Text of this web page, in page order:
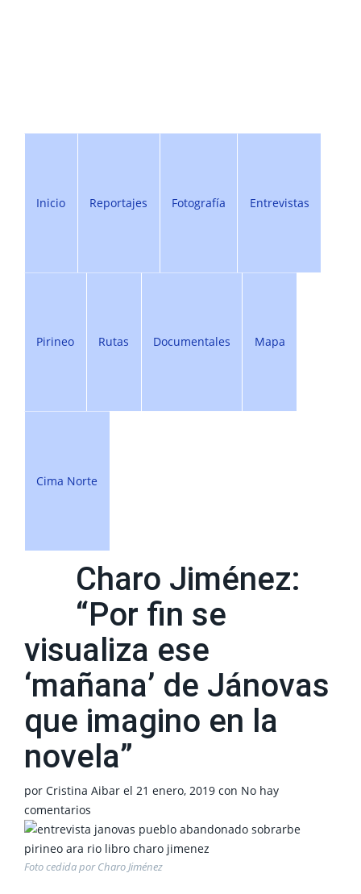
Inicio Reportajes Fotografía Entrevistas
Pirineo Rutas Documentales Mapa
Cima Norte
Charo Jiménez:
“Por fin se
visualiza ese
‘mañana’ de Jánovas
que imagino en la
novela”
por Cristina Aibar el 21 enero, 2019 con No hay
comentarios
Foto cedida por Charo Jiménez